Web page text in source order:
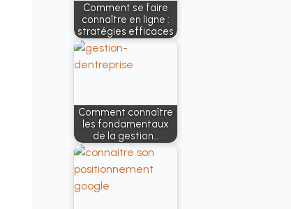
Comment se faire
connaître en ligne :
stratégies efficaces
Comment connaître
les fondamentaux
de la gestion…